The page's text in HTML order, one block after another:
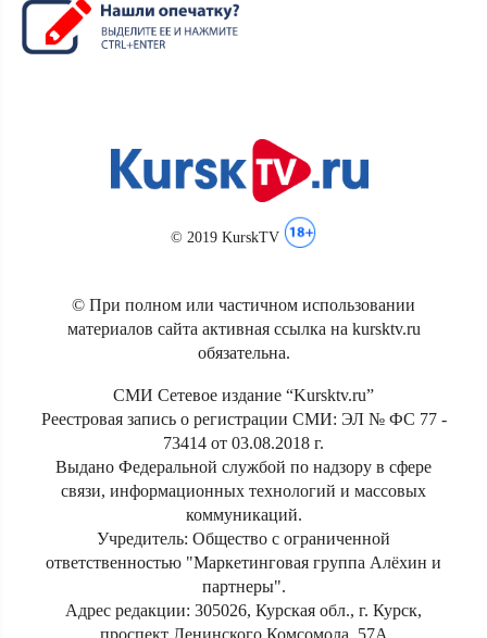
© 2019 KurskTV
© При полном или частичном использовании
материалов сайта активная ссылка на kursktv.ru
обязательна.
СМИ Сетевое издание “Kursktv.ru”
Реестровая запись о регистрации СМИ: ЭЛ № ФС 77 -
73414 от 03.08.2018 г.
Выдано Федеральной службой по надзору в сфере
связи, информационных технологий и массовых
коммуникаций.
Учредитель: Общество с ограниченной
ответственностью "Маркетинговая группа Алёхин и
партнеры".
Адрес редакции: 305026, Курская обл., г. Курск,